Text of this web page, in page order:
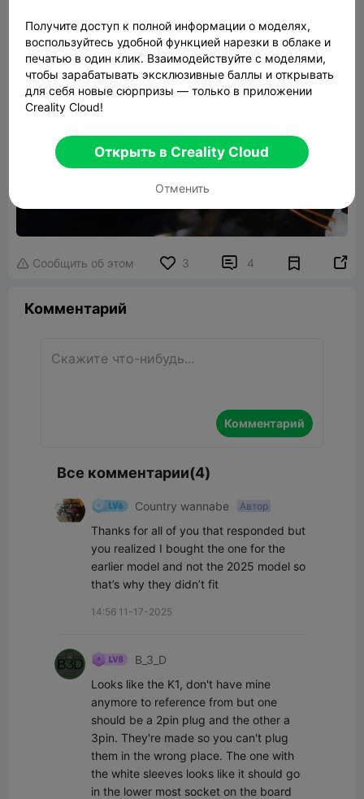
 Сообщить об этом 3  4 
Комментарий
Комментарий
Все комментарии(4)
Country wannabe Автор
Thanks for all of you that responded but
you realized I bought the one for the
earlier model and not the 2025 model so
that’s why they didn’t fit
14:56 11-17-2025
B_3_D
Looks like the K1, don't have mine
anymore to reference from but one
should be a 2pin plug and the other a
3pin. They're made so you can't plug
them in the wrong place. The one with
the white sleeves looks like it should go
in the lower most socket on the board
Получите доступ к полной информации о моделях,
воспользуйтесь удобной функцией нарезки в облаке и
печатью в один клик. Взаимодействуйте с моделями,
чтобы зарабатывать эксклюзивные баллы и открывать
для себя новые сюрпризы — только в приложении
Creality Cloud!
Открыть в Creality Cloud
Отменить